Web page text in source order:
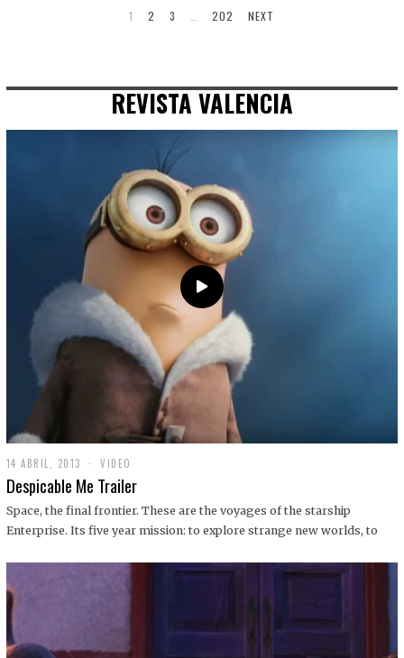
1 2 3 202 NEXT
REVISTA VALENCIA
14 ABRIL, 2013
9
D
C
I
1
VIDEO
Despicable Me Trailer
Space, the final frontier. These are the voyages of the starship
Enterprise. Its five year mission: to explore strange new worlds, to